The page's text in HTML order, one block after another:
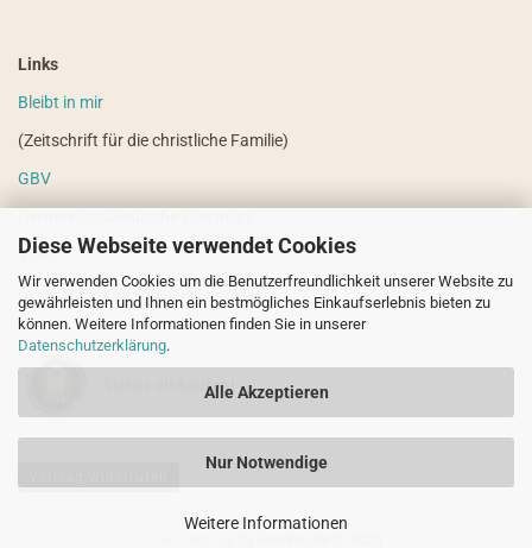
Diese Webseite verwendet Cookies
Wir verwenden Cookies um die Benutzerfreundlichkeit unserer Website zu
gewährleisten und Ihnen ein bestmögliches Einkaufserlebnis bieten zu
können. Weitere Informationen finden Sie in unserer
Datenschutzerklärung.
Alle Akzeptieren
Nur Notwendige
Weitere Informationen
Links
Bleibt in mir
(Zeitschrift für die christliche Familie)
GBV
VdHS
(weitere evangelistische Literatur)
Sicher einkaufen!